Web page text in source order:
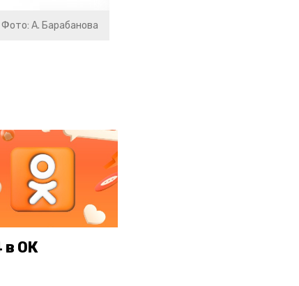
Фото: А. Барабанова
в ОК